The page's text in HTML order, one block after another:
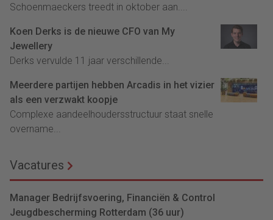
Schoenmaeckers treedt in oktober aan....
Koen Derks is de nieuwe CFO van My
Jewellery
Derks vervulde 11 jaar verschillende...
Meerdere partijen hebben Arcadis in het vizier
als een verzwakt koopje
Complexe aandeelhoudersstructuur staat snelle
overname...
Vacatures
Manager Bedrijfsvoering, Financiën & Control
Jeugdbescherming Rotterdam (36 uur)